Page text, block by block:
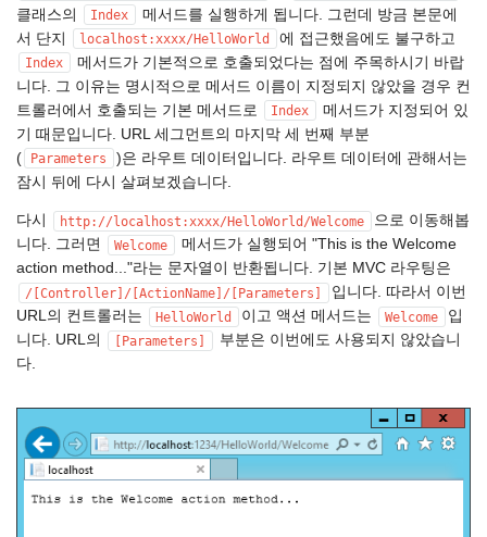
클래스의 Index
메서드를 실행하게 됩니다. 그런데 방금 본문에
서 단지
localhost:xxxx/HelloWorld 에 접근했음에도 불구하고
Index
메서드가 기본적으로 호출되었다는 점에 주목하시기 바랍
니다. 그 이유는 명시적으로 메서드 이름이 지정되지 않았을 경우 컨
트롤러에서 호출되는 기본 메서드로
Index
메서드가 지정되어 있
기 때문입니다. URL 세그먼트의 마지막 세 번째 부분
(
Parameters
)은 라우트 데이터입니다. 라우트 데이터에 관해서는
잠시 뒤에 다시 살펴보겠습니다.
다시 http://localhost:xxxx/HelloWorld/Welcome
으로 이동해봅
니다. 그러면
Welcome
메서드가 실행되어 "This is the Welcome
action method..."라는 문자열이 반환됩니다. 기본 MVC 라우팅은
/[Controller]/[ActionName]/[Parameters]
입니다. 따라서 이번
URL의 컨트롤러는
HelloWorld 이고 액션 메서드는 Welcome
입
니다. URL의
[Parameters]
부분은 이번에도 사용되지 않았습니
다.